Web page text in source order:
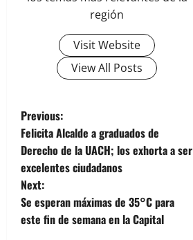
región
Visit Website
View All Posts
P
o
s
t
Previous:
Felicita Alcalde a graduados de
Derecho de la UACH; los exhorta a ser
excelentes ciudadanos
Next:
Se esperan máximas de 35°C para
este fin de semana en la Capital